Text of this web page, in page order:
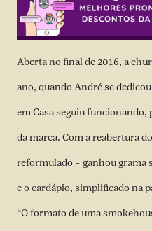
Aberta no final de 2016, a
ano, quando André se
em Casa seguiu
da marca. Com a reabertura
reformulado – ganhou grama
e o cardápio, simplificado na
“O formato de uma